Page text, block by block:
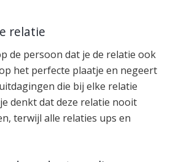
relatie
de persoon dat je de relatie ook
het perfecte plaatje en negeert
die bij elke relatie
denkt dat deze relatie nooit
terwijl alle relaties ups en